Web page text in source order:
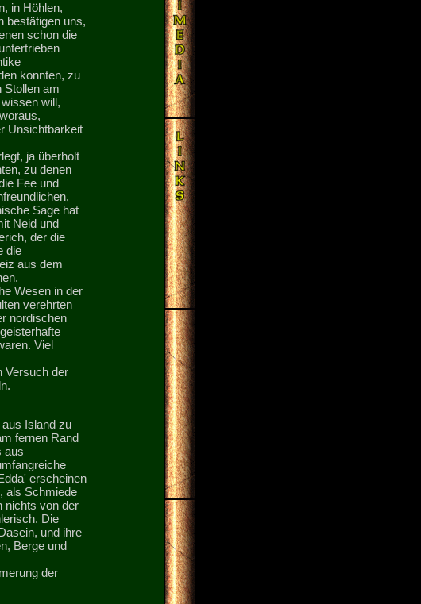
in Höhlen,
bestätigen uns,
schon die
konnten, zu
Stollen am
will,
Unsichtbarkeit
ja überholt
zu denen
Fee und
Sage hat
Neid und
der die
die
aus dem
Wesen in der
verehrten
nordischen
Viel
Versuch der
Island zu
fernen Rand
aus
erscheinen
als Schmiede
nichts von der
Die
und ihre
Berge und
der